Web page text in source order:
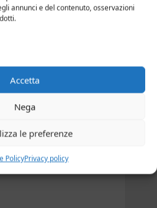
annunci e del contenuto, osservazioni
Accetta
Nega
le preferenze
PolicyPrivacy policy
Styler